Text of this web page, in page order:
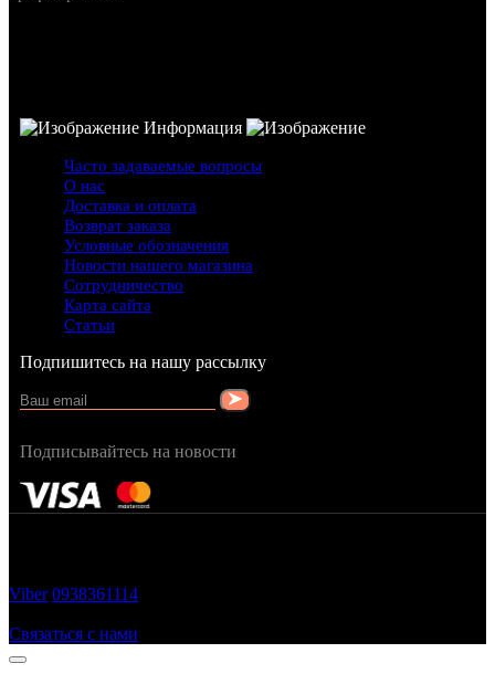
Информация
Часто задаваемые вопросы
О нас
Доставка и оплата
Возврат заказа
Условные обозначения
Новости нашего магазина
Сотрудничество
Карта сайта
Статьи
Подпишитесь на нашу рассылку
Подписывайтесь на новости
Viber 0938361114
Связаться с нами